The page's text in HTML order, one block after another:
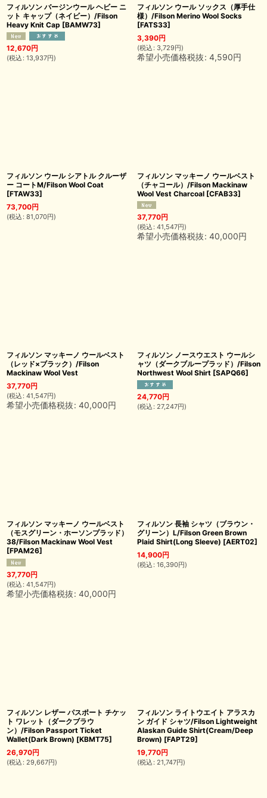
フィルソン バージンウール ヘビー ニ
ット キャップ（ネイビー）/Filson
Heavy Knit Cap [BAMW73]
12,670円
(税込 : 13,937円)
フィルソン ウール ソックス（厚手仕
様）/Filson Merino Wool Socks
[FATS33]
3,390円
(税込 : 3,729円)
希望小売価格税抜: 4,590円
フィルソン ウール シアトル クルーザ
ー コートM/Filson Wool Coat
[FTAW33]
73,700円
(税込 : 81,070円)
フィルソン マッキーノ ウールベスト
（チャコール）/Filson Mackinaw
Wool Vest Charcoal [CFAB33]
37,770円
(税込 : 41,547円)
希望小売価格税抜: 40,000円
フィルソン マッキーノ ウールベスト
（レッド×ブラック）/Filson
Mackinaw Wool Vest
37,770円
(税込 : 41,547円)
希望小売価格税抜: 40,000円
フィルソン ノースウエスト ウールシ
ャツ（ダークブループラッド）/Filson
Northwest Wool Shirt [SAPQ66]
24,770円
(税込 : 27,247円)
フィルソン マッキーノ ウールベスト
（モスグリーン・ホーソンプラッド）
38/Filson Mackinaw Wool Vest
[FPAM26]
37,770円
(税込 : 41,547円)
希望小売価格税抜: 40,000円
フィルソン 長袖 シャツ（ブラウン・
グリーン）L/Filson Green Brown
Plaid Shirt(Long Sleeve) [AERT02]
14,900円
(税込 : 16,390円)
フィルソン レザー パスポート チケッ
ト ワレット（ダークブラウ
ン）/Filson Passport Ticket
Wallet(Dark Brown) [KBMT75]
26,970円
(税込 : 29,667円)
フィルソン ライトウエイト アラスカ
ン ガイド シャツ/Filson Lightweight
Alaskan Guide Shirt(Cream/Deep
Brown) [FAPT29]
19,770円
(税込 : 21,747円)